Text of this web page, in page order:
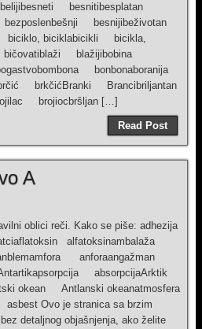
besnitibesplatan
besnijibeživotan
biciklabicikli bicikla,
blažijibobina
bonbonaboranija
brkčićBranki Brancibriljantan
brojiocbršljan […]
Read Post
A
oblici reči. Kako se piše: adhezija
alfatoksinambalaža
anforaangažman
absorpcijaArktik
okean Antlanski okeanatmosfera
Ovo je stranica sa brzim
detaljnog objašnjenja, ako želite